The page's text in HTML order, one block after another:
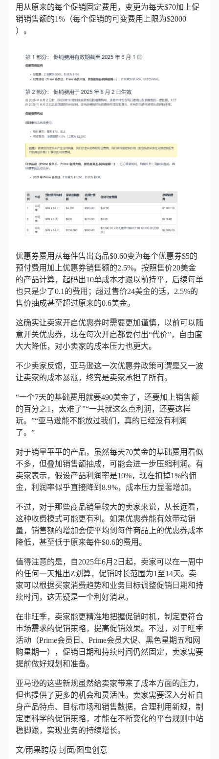
用从原来的每个促销固定费用，变更为每天$70加上促
销销售额的1%（每个促销的可变费用上限为$2000
）。
优惠券费用从每件售出商品$0.60变为每个优惠券$5的
预付费用加上优惠券销售额的2.5%。按照售价20美金
的产品计算，起码出10单成本才跟以前持平，后续每单
也只是少了0.1的费用；超过售价24美金的话，2.5%的
售价抽成甚至超过原来的0.6美金。
这确实让卖家开启优惠券时需要更加谨慎，以前可以随
意开关优惠券，现在每次开启都要付出“代价”，自由度
大大降低，对小卖家的成本压力也更大。
不少卖家反馈，亚马逊这一次优惠券政策可谓是又一波
让卖家的成本暴涨，终究是卖家承担了所有。
“一个7天的基础费用就要490美金了，还要加上销售额
的百分之1，太难了”“一共就这么点利润，还要这样
玩。”“亚马逊能不能放过我们，真的已经没有利润
了。”
对于销量平平的产品，虽然每天70美金的基础费用看似
不多，但叠加销售额抽成，可能会进一步压缩利润。有
卖家表示，假设产品利润率是10%，现在扣掉1%的佣
金，利润率似乎直接降到8.9%，成本压力显著增加。
不过，对于那些商品销量较大的卖家来说，从长远看，
这种收费模式可能更有利。如果优惠券能有效带动销
量，销售额的增加会使平均到每件商品上的优惠券成本
降低，甚至低于原来每件$0.6的费用。
值得注意的是，自2025年6月2日起，卖家可以在一周中
的任何一天推出Z划算，促销时长范围为1至14天。卖
家可以根据买家消费趋势和业务目标调整促销日期和持
续时间，这无疑是一个利好消息。
在非旺季，卖家能更精准地把握促销时机，制定更符合
市场需求的促销策略，提高促销效果。不过，对于旺季
活动（Prime会员日、Prime会员大促、黑色星期五和网
购星期一），促销日期和持续时间仍然固定，卖家需要
提前做好规划和准备。
亚马逊的这些新规虽然给卖家带来了成本方面的压力，
但也提供了更多的机会和灵活性。卖家需要深入分析自
身产品特点、目标市场和销售数据，合理利用新规，制
定更科学的促销策略，才能在不断变化的平台规则中站
稳脚跟，实现业务的持续增长。
文/雨果跨境 封面/图虫创意